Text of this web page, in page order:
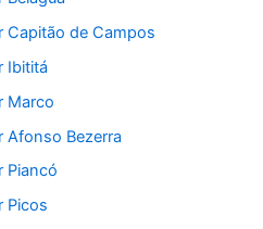
Capitão de Campos
Ibititá
Marco
Afonso Bezerra
Piancó
Picos